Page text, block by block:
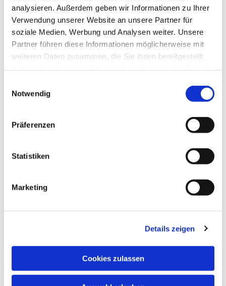
analysieren. Außerdem geben wir Informationen zu Ihrer
Verwendung unserer Website an unsere Partner für
soziale Medien, Werbung und Analysen weiter. Unsere
Partner führen diese Informationen möglicherweise mit
weiteren Daten zusammen, die Sie ihnen bereitgestellt
Notwendig
Präferenzen
Statistiken
Marketing
Details zeigen
Cookies zulassen
Dies könnte Sie auch
interessieren